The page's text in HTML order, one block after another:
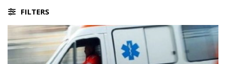
FILTERS